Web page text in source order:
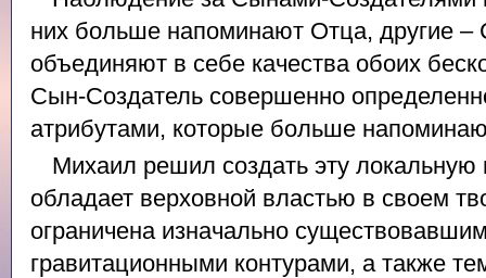
них больше напоминают Отца, другие –
объединяют в себе качества обоих
Сын-Создатель совершенно
атрибутами, которые больше
Михаил решил создать эту локальную
обладает верховной властью в своем
ограничена изначально
гравитационными контурами, а также